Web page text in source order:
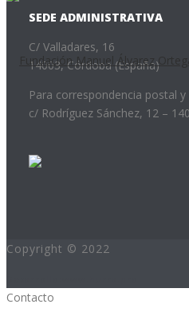
SEDE ADMINISTRATIVA
C/ Valladares, 16
14003, Córdoba (España)
Para correspondencia postal
c/ Rodríguez Sánchez, 12 –
Copyright © 2022
Contacto